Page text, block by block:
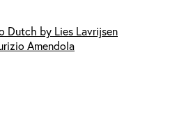
Dutch by Lies Lavrijsen
Amendola